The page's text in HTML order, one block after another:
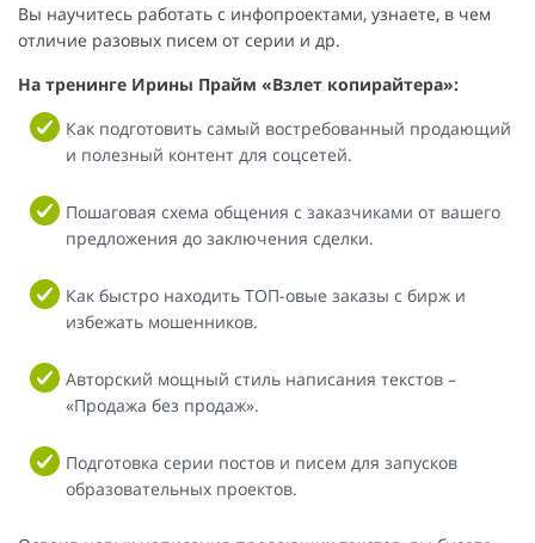
Вы научитесь работать с инфопроектами, узнаете, в чем
отличие разовых писем от серии и др.
На тренинге Ирины Прайм «Взлет копирайтера»:
Как подготовить самый востребованный продающий
и полезный контент для соцсетей.
Пошаговая схема общения с заказчиками от вашего
предложения до заключения сделки.
Как быстро находить ТОП-овые заказы с бирж и
избежать мошенников.
Авторский мощный стиль написания текстов –
«Продажа без продаж».
Подготовка серии постов и писем для запусков
образовательных проектов.